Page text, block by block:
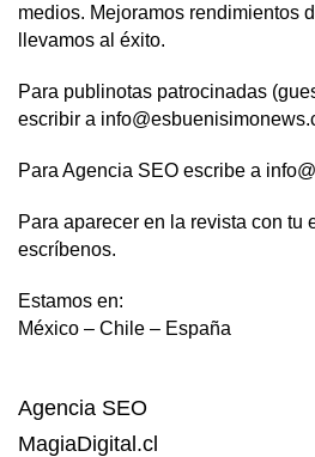
medios. Mejoramos rendimientos
llevamos al éxito.
Para publinotas patrocinadas
escribir a
Para Agencia SEO escribe a
Para aparecer en la revista con tu
escríbenos.
Estamos en:
México – Chile – España
Agencia SEO
MagiaDigital.cl